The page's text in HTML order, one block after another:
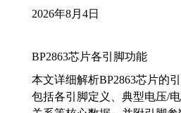
2026年8月4日
BP2863芯片各引脚功能
本文详细解析BP2863芯片的
包括各引脚定义、典型电压/